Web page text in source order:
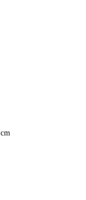
cm